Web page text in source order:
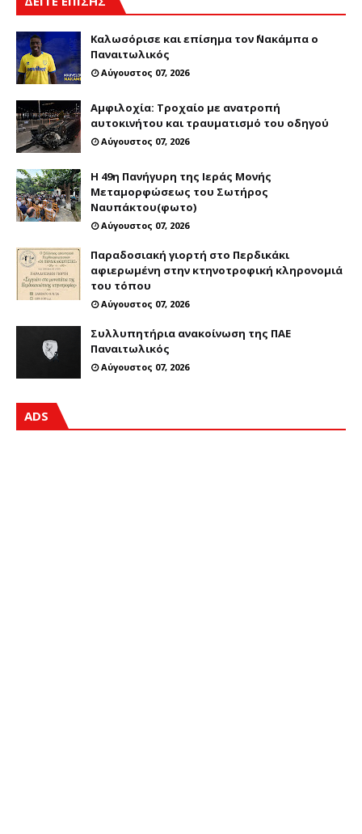
Καλωσόρισε και επίσημα τον ΄Νακάμπα ο
Παναιτωλικός
Αύγουστος 07, 2026
Αμφιλοχία: Τροχαίο με ανατροπή
αυτοκινήτου και τραυματισμό του οδηγού
Αύγουστος 07, 2026
Η 49η Πανήγυρη της Ιεράς Μονής
Μεταμορφώσεως του Σωτήρος
Ναυπάκτου(φωτο)
Αύγουστος 07, 2026
Παραδοσιακή γιορτή στο Περδικάκι
αφιερωμένη στην κτηνοτροφική κληρονομιά
του τόπου
Αύγουστος 07, 2026
Συλλυπητήρια ανακοίνωση της ΠΑΕ
Παναιτωλικός
Αύγουστος 07, 2026
ADS